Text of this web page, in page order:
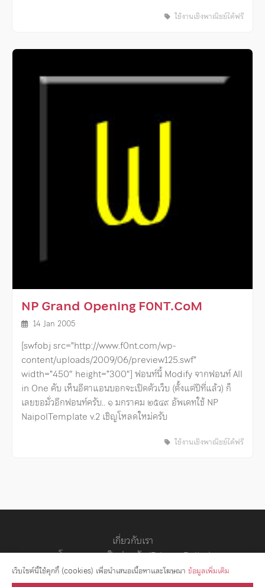
ใช้งานเชิงพาณิชย์ได้ฟรี
NP Grand Opening F0NT.CoM
14 Jan 2005
[swfobj src=”http://www.f0nt.com/wp-
content/uploads/2009/06/preview125.swf”
width=”450″ height=”300″] ฟอนท์นี้ Modify จากฟอนท์ All
in One คับ เห็นอีตาแอนบอกจะเปิดตัวเว็บ (ตั้งแต่ปีที่แล้ว) ก็
เลยขอมั่วอีกฟอนท์ครับ.. ๑ มกราคม ๒๕๔๙ อัพเดทใช้ NP
NaipolTemplate v.2 เชิญโหลดใหม่ครับ
ใช้งานเชิงพาณิชย์ได้ฟรี
เกี่ยวกับเรา
นโยบายความเป็นส่วนตัว (Privacy Policy)
สัญญาอนุญาต
เว็บไซต์นี้ใช้คุกกี้ (cookies) เพื่อนำเสนอเนื้อหาและโฆษณา ข้อมูลเพิ่มเติม